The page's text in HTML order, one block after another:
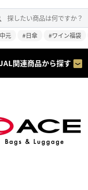
元 #日傘 #ワイン福袋
関連商品から探す